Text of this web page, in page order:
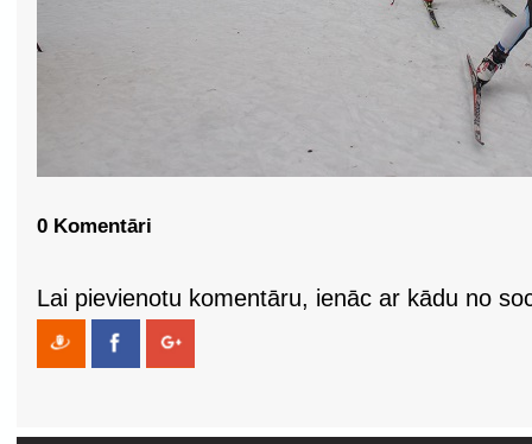
0 Komentāri
Lai pievienotu komentāru, ienāc ar kādu no